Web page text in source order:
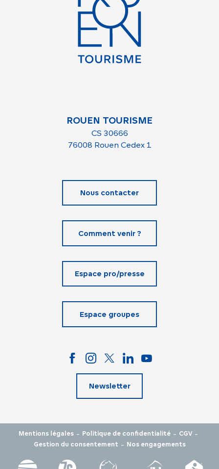
ROUEN TOURISME
CS 30666
76008 Rouen Cedex 1
Nous contacter
Comment venir ?
Espace pro/presse
Espace groupes
Newsletter
Mentions légales - Politique de confidentialité - CGV -
Gestion du consentement - Nos engagements